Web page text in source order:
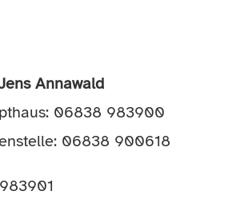
Annawald
06838 983900
06838 900618